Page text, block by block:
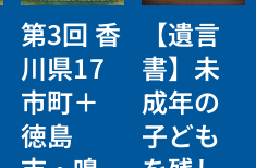
第3回 香
川県17
市町＋
徳島
【遺言
書】未
成年の
子ども